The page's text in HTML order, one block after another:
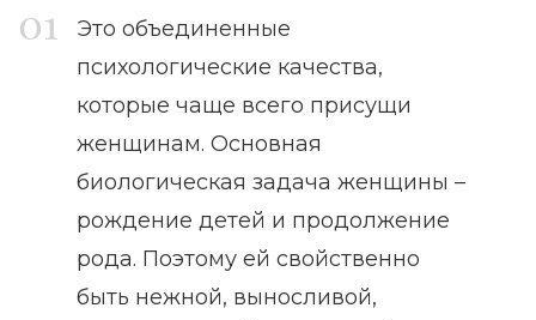
Это объединенные
психологические качества,
которые чаще всего присущи
женщинам. Основная
биологическая задача женщины –
рождение детей и продолжение
рода. Поэтому ей свойственно
быть нежной, выносливой,